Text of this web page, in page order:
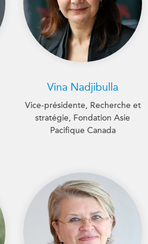
Vina Nadjibulla
Vice-présidente, Recherche et
stratégie, Fondation Asie
Pacifique Canada